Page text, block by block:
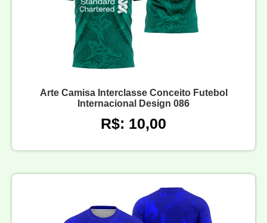
Arte Camisa Interclasse Conceito Futebol
Internacional Design 086
R$: 10,00